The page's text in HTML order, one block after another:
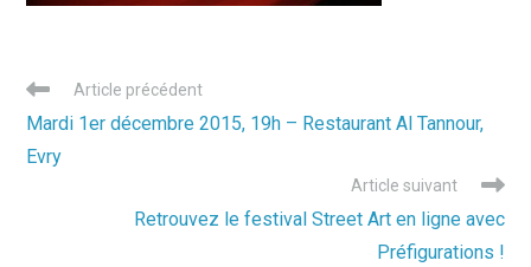
Read
articles
Article précédent
Mardi 1er décembre 2015, 19h – Restaurant Al Tannour,
Evry
Article suivant
Retrouvez le festival Street Art en ligne avec
Préfigurations !